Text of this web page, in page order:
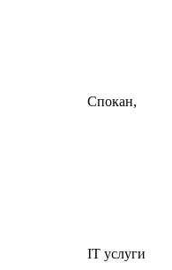
Спокан,
IT услуги